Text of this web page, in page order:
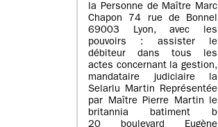
la Personne de Maître Marc
Chapon 74 rue de Bonnel
69003 Lyon, avec les
pouvoirs : assister le
débiteur dans tous les
actes concernant la gestion,
mandataire judiciaire la
Selarlu Martin Représentée
par Maître Pierre Martin le
britannia batiment b